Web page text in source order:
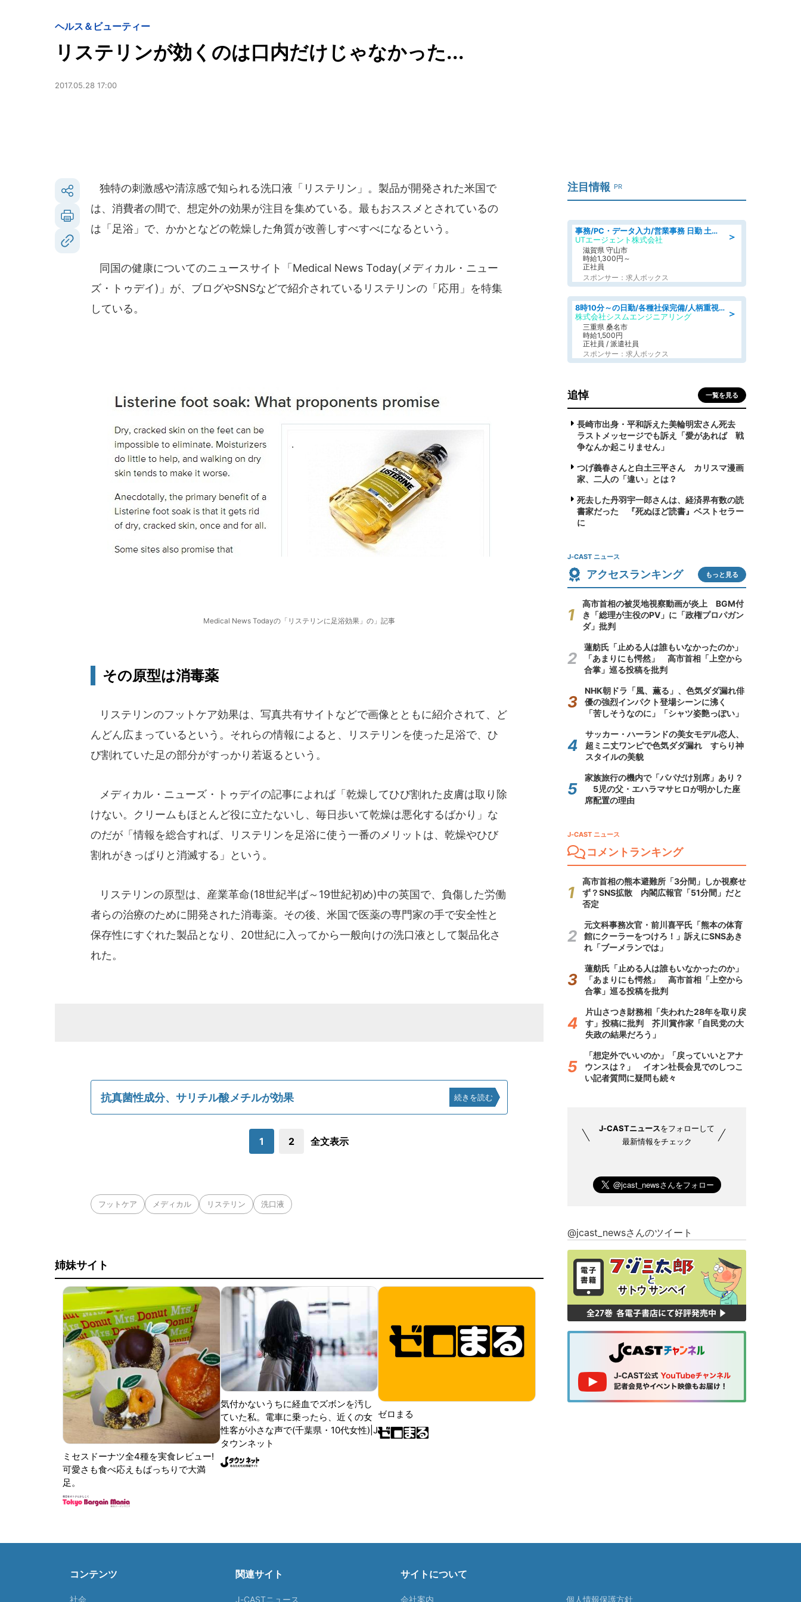
ヘルス＆ビューティー
リステリンが効くのは口内だけじゃなかった...
2017.05.28 17:00
独特の刺激感や清涼感で知られる洗口液「リステリン」。製品が開発された米国で
は、消費者の間で、想定外の効果が注目を集めている。最もおススメとされているの
は「足浴」で、かかとなどの乾燥した角質が改善しすべすべになるという。
同国の健康についてのニュースサイト「Medical News Today(メディカル・ニュー
ズ・トゥデイ)」が、ブログやSNSなどで紹介されているリステリンの「応用」を特集
している。
Medical News Todayの「リステリンに足浴効果」の」記事
その原型は消毒薬
リステリンのフットケア効果は、写真共有サイトなどで画像とともに紹介されて、ど
んどん広まっているという。それらの情報によると、リステリンを使った足浴で、ひ
び割れていた足の部分がすっかり若返るという。
メディカル・ニューズ・トゥデイの記事によれば「乾燥してひび割れた皮膚は取り除
けない。クリームもほとんど役に立たないし、毎日歩いて乾燥は悪化するばかり」な
のだが「情報を総合すれば、リステリンを足浴に使う一番のメリットは、乾燥やひび
割れがきっぱりと消滅する」という。
リステリンの原型は、産業革命(18世紀半ば～19世紀初め)中の英国で、負傷した労働
者らの治療のために開発された消毒薬。その後、米国で医薬の専門家の手で安全性と
保存性にすぐれた製品となり、20世紀に入ってから一般向けの洗口液として製品化さ
れた。
抗真菌性成分、サリチル酸メチルが効果 続きを読む
1 2 全文表示
フットケア メディカル リステリン 洗口液
姉妹サイト
ミセスドーナツ全4種を実食レビュー!
可愛さも食べ応えもばっちりで大満
足。
気付かないうちに経血でズボンを汚し
ていた私。電車に乗ったら、近くの女
性客が小さな声で(千葉県・10代女性)|J
タウンネット
ゼロまる
注目情報 PR
＞
事務/PC・データ入力/営業事務 日勤 土日休み 船舶用のエンジンを扱う会社 総合事務
UTエージェント株式会社
滋賀県 守山市
時給1,300円～
正社員
スポンサー：求人ボックス
＞
8時10分～の日勤/各種社保完備/人柄重視のため未経験OK/検査補助&事務補助/～50代前半活躍中
株式会社シスムエンジニアリング
三重県 桑名市
時給1,500円
正社員 / 派遣社員
スポンサー：求人ボックス
追悼 一覧を見る
長崎市出身・平和訴えた美輪明宏さん死去
ラストメッセージでも訴え「愛があれば 戦
争なんか起こりません」
つげ義春さんと白土三平さん カリスマ漫画
家、二人の「違い」とは？
死去した丹羽宇一郎さんは、経済界有数の読
書家だった 『死ぬほど読書』ベストセラー
に
J-CAST ニュース
アクセスランキング もっと見る
高市首相の被災地視察動画が炎上 BGM付
き「総理が主役のPV」に「政権プロパガン
ダ」批判
蓮舫氏「止める人は誰もいなかったのか」
「あまりにも愕然」 高市首相「上空から
合掌」巡る投稿を批判
NHK朝ドラ「風、薫る」、色気ダダ漏れ俳
優の強烈インパクト登場シーンに沸く
「苦しそうなのに」「シャツ姿艶っぽい」
サッカー・ハーランドの美女モデル恋人、
超ミニ丈ワンピで色気ダダ漏れ すらり神
スタイルの美貌
家族旅行の機内で「パパだけ別席」あり？
5児の父・エハラマサヒロが明かした座
席配置の理由
J-CAST ニュース
コメントランキング
高市首相の熊本避難所「3分間」しか視察せ
ず？SNS拡散 内閣広報官「51分間」だと
否定
元文科事務次官・前川喜平氏「熊本の体育
館にクーラーをつけろ！」訴えにSNSあき
れ「ブーメランでは」
蓮舫氏「止める人は誰もいなかったのか」
「あまりにも愕然」 高市首相「上空から
合掌」巡る投稿を批判
片山さつき財務相「失われた28年を取り戻
す」投稿に批判 芥川賞作家「自民党の大
失政の結果だろう」
「想定外でいいのか」「戻っていいとアナ
ウンスは？」 イオン社長会見でのしつこ
い記者質問に疑問も続々
J-CASTニュースをフォローして
最新情報をチェック
@jcast_newsさんのツイート
コンテンツ
社会
関連サイト
J-CASTニュース
サイトについて
会社案内 個人情報保護方針